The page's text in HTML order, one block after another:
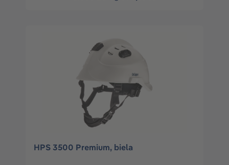
HPS 3500 Premium, biela